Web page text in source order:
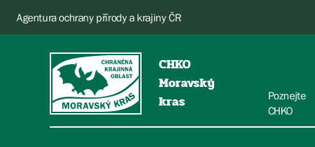
Agentura ochrany přírody a krajiny ČR
CHKO
Moravský
kras
Poznejte
CHKO